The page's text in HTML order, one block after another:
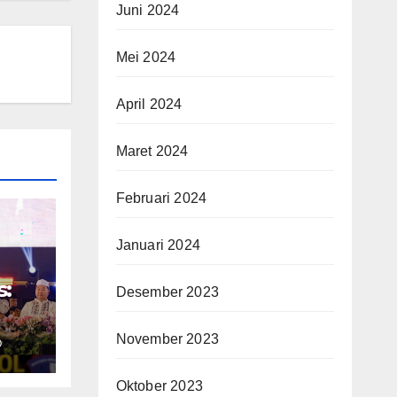
Juni 2024
Mei 2024
April 2024
Maret 2024
Februari 2024
Januari 2024
Desember 2023
November 2023
Oktober 2023